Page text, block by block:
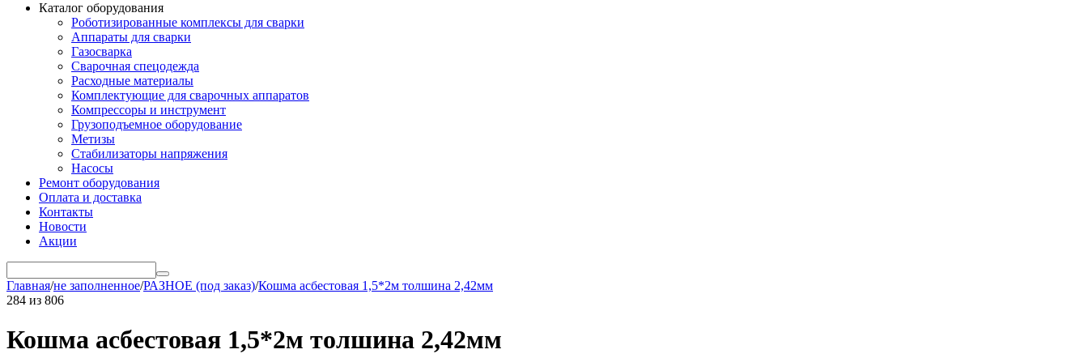
Каталог оборудования
Роботизированные комплексы для сварки
Аппараты для сварки
Газосварка
Сварочная спецодежда
Расходные материалы
Комплектующие для сварочных аппаратов
Компрессоры и инструмент
Грузоподъемное оборудование
Метизы
Стабилизаторы напряжения
Насосы
Ремонт оборудования
Оплата и доставка
Контакты
Новости
Акции
Главная/не заполненное/РАЗНОЕ (под заказ)/Кошма асбестовая 1,5*2м толшина 2,42мм
284 из 806
Кошма асбестовая 1,5*2м толшина 2,42мм